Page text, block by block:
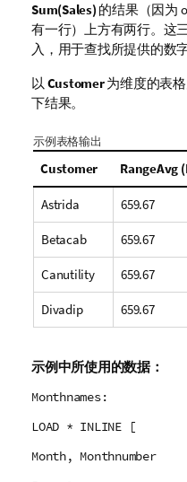
Sum(Sales) 的结果（因为
有一行）上方有两行。这
入，用于查找所提供的数
以 Customer为维度的表
下结果。
示例表格输出
Customer RangeAvg
Astrida 659.67
Betacab 659.67
Canutility 659.67
Divadip 659.67
示例中所使用的数据：
Monthnames:
LOAD * INLINE [
Month, Monthnumber